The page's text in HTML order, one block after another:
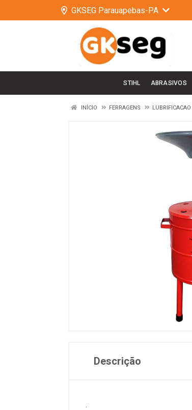
GKSEG Parauapebas-PA
STIHL ABRASIVOS
INÍCIO FERRAGENS LUBRIFICACAO
Descrição
.